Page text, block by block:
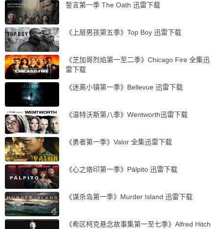
誓言第一季 The Oath 迅雷下载
《上层男孩第五季》Top Boy 迅雷下载
《芝加哥烈焰第一至二季》Chicago Fire 全集迅
雷下载
《迷离小镇第一季》Bellevue 迅雷下载
《温特沃斯第八季》Wentworth迅雷下载
《勇者第一季》Valor 全集迅雷下载
《心之烙印第一季》Pálpito 迅雷下载
《谋杀岛第一季》Murder Island 迅雷下载
《希区柯克悬念故事集第一至七季》Alfred Hitch